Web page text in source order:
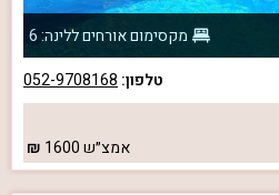
מקסימום אורחים ללינה: 6
טלפון: 052-9708168
אמצ״ש1600